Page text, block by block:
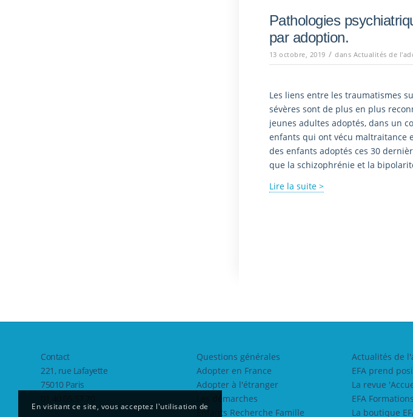
Pathologies
par adoption.
13 octobre, 2019 / dans Actualités de
Les liens entre les traumatismes
sévères sont de plus en plus
jeunes adultes adoptés, dans un
enfants qui ont vécu maltraitance
des enfants adoptés ces 30
que la schizophrénie et la
Lire la suite >
Contact
221, rue Lafayette
75010 Paris
Questions générales
Adopter en France
Adopter à l'étranger
Les démarches
Enfants Recherche Famille
Actualités de
EFA prend
La revue
EFA Formations
La boutique
En visitant ce site, vous acceptez l'utilisation de